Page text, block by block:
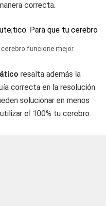
correcta.
funcione mejor.
resalta además la
correcta en la resolución
solucionar en menos
el 100% tu cerebro.